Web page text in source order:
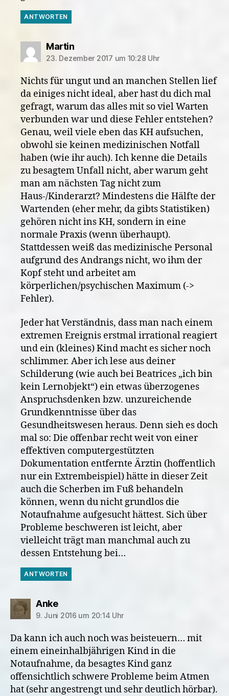
ANTWORTEN
Martinsagt:
23. Dezember 2017 um 10:28 Uhr
Nichts für ungut und an manchen Stellen lief
da einiges nicht ideal, aber hast du dich mal
gefragt, warum das alles mit so viel Warten
verbunden war und diese Fehler entstehen?
Genau, weil viele eben das KH aufsuchen,
obwohl sie keinen medizinischen Notfall
haben (wie ihr auch). Ich kenne die Details
zu besagtem Unfall nicht, aber warum geht
man am nächsten Tag nicht zum
Haus-/Kinderarzt? Mindestens die Hälfte der
Wartenden (eher mehr, da gibts Statistiken)
gehören nicht ins KH, sondern in eine
normale Praxis (wenn überhaupt).
Stattdessen weiß das medizinische Personal
aufgrund des Andrangs nicht, wo ihm der
Kopf steht und arbeitet am
körperlichen/psychischen Maximum (->
Fehler).
Jeder hat Verständnis, dass man nach einem
extremen Ereignis erstmal irrational reagiert
und ein (kleines) Kind macht es sicher noch
schlimmer. Aber ich lese aus deiner
Schilderung (wie auch bei Beatrices „ich bin
kein Lernobjekt“) ein etwas überzogenes
Anspruchsdenken bzw. unzureichende
Grundkenntnisse über das
Gesundheitswesen heraus. Denn sieh es doch
mal so: Die offenbar recht weit von einer
effektiven computergestützten
Dokumentation entfernte Ärztin (hoffentlich
nur ein Extrembeispiel) hätte in dieser Zeit
auch die Scherben im Fuß behandeln
können, wenn du nicht grundlos die
Notaufnahme aufgesucht hättest. Sich über
Probleme beschweren ist leicht, aber
vielleicht trägt man manchmal auch zu
dessen Entstehung bei…
ANTWORTEN
Ankesagt:
9. Juni 2016 um 20:14 Uhr
Da kann ich auch noch was beisteuern… mit
einem eineinhalbjährigen Kind in die
Notaufnahme, da besagtes Kind ganz
offensichtlich schwere Probleme beim Atmen
hat (sehr angestrengt und sehr deutlich hörbar).